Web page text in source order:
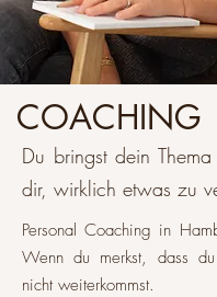
COACHING
Du bringst dein
dir, wirklich etwas zu
Personal Coaching in
Wenn du merkst, dass
nicht weiterkommst.